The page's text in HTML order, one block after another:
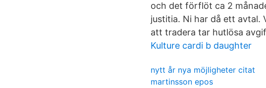
och det förflöt ca 2
justitia. Ni har då ett avtal.
att tradera tar hutlösa
Kulture cardi b daughter
nytt år nya möjligheter citat
martinsson epos